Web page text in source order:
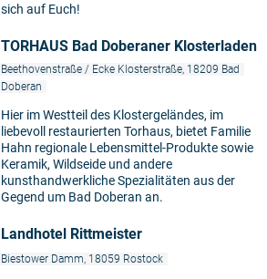
sich auf Euch!
TORHAUS Bad Doberaner Klosterladen
Beethovenstraße / Ecke Klosterstraße, 18209 Bad
Doberan
Hier im Westteil des Klostergeländes, im
liebevoll restaurierten Torhaus, bietet Familie
Hahn regionale Lebensmittel-Produkte sowie
Keramik, Wildseide und andere
kunsthandwerkliche Spezialitäten aus der
Gegend um Bad Doberan an.
Landhotel Rittmeister
Biestower Damm, 18059 Rostock